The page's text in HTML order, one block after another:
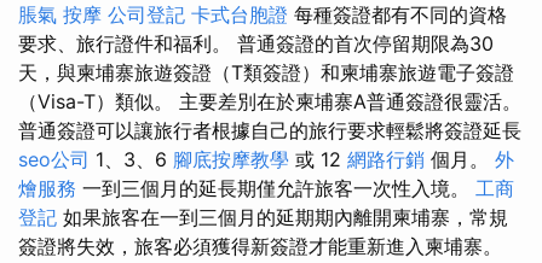
脹氣 按摩 公司登記 卡式台胞證 每種簽證都有不同的資格
要求、旅行證件和福利。 普通簽證的首次停留期限為30
天，與柬埔寨旅遊簽證（T類簽證）和柬埔寨旅遊電子簽證
（Visa-T）類似。 主要差別在於柬埔寨A普通簽證很靈活。
普通簽證可以讓旅行者根據自己的旅行要求輕鬆將簽證延長
seo公司 1、3、6 腳底按摩教學 或 12 網路行銷 個月。 外
燴服務 一到三個月的延長期僅允許旅客一次性入境。 工商
登記 如果旅客在一到三個月的延期期內離開柬埔寨，常規
簽證將失效，旅客必須獲得新簽證才能重新進入柬埔寨。